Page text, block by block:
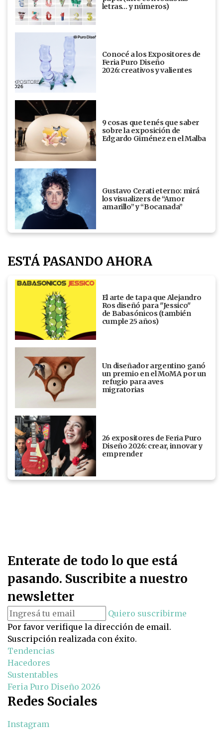
letras… y números)
Conocé a los Expositores de
Feria Puro Diseño
2026: creativos y valientes
9 cosas que tenés que saber
sobre la exposición de
Edgardo Giménez en el Malba
Gustavo Cerati eterno: mirá
los visualizers de “Amor
amarillo” y “Bocanada”
ESTÁ PASANDO AHORA
El arte de tapa que Alejandro
Ros diseñó para "Jessico"
de Babasónicos (también
cumple 25 años)
Un diseñador argentino ganó
un premio en el MoMA por un
refugio para aves
migratorias
26 expositores de Feria Puro
Diseño 2026: crear, innovar y
emprender
Enterate de todo lo que está
pasando. Suscribite a nuestro
newsletter
Quiero suscribirme
Por favor verifique la dirección de email.
Suscripción realizada con éxito.
Tendencias
Hacedores
Sustentables
Feria Puro Diseño 2026
Redes Sociales
Instagram